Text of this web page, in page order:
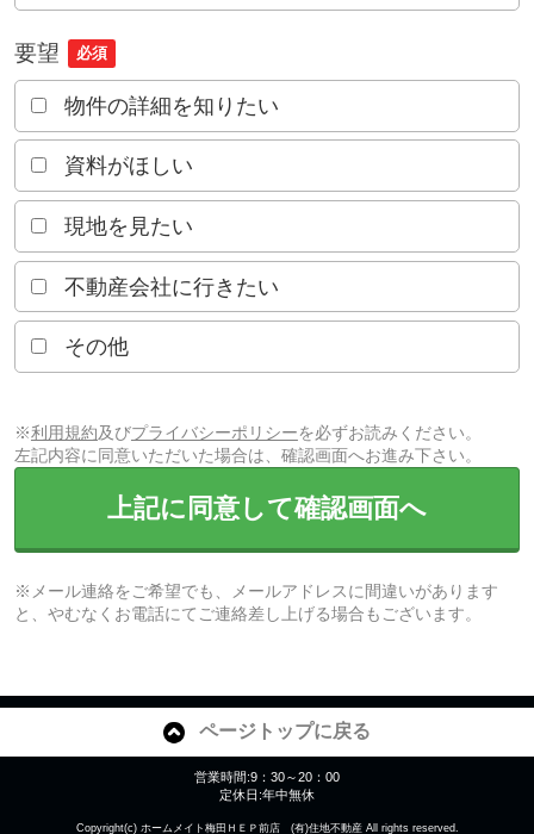
要望 必須
物件の詳細を知りたい
資料がほしい
現地を見たい
不動産会社に行きたい
その他
※利用規約及びプライバシーポリシーを必ずお読みください。
左記内容に同意いただいた場合は、確認画面へお進み下さい。
上記に同意して確認画面へ
※メール連絡をご希望でも、メールアドレスに間違いがあります
と、やむなくお電話にてご連絡差し上げる場合もございます。
ページトップに戻る
営業時間:9：30～20：00
定休日:年中無休
Copyright(c) ホームメイト梅田ＨＥＰ前店 (有)住地不動産 All rights reserved.